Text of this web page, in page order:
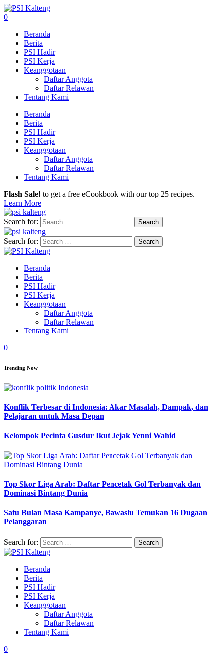
0
Beranda
Berita
PSI Hadir
PSI Kerja
Keanggotaan
Daftar Anggota
Daftar Relawan
Tentang Kami
Beranda
Berita
PSI Hadir
PSI Kerja
Keanggotaan
Daftar Anggota
Daftar Relawan
Tentang Kami
Flash Sale! to get a free eCookbook with our top 25 recipes.
Learn More
Search for:
Search for:
Beranda
Berita
PSI Hadir
PSI Kerja
Keanggotaan
Daftar Anggota
Daftar Relawan
Tentang Kami
0
Trending Now
Konflik Terbesar di Indonesia: Akar Masalah, Dampak, dan
Pelajaran untuk Masa Depan
Kelompok Pecinta Gusdur Ikut Jejak Yenni Wahid
Top Skor Liga Arab: Daftar Pencetak Gol Terbanyak dan
Dominasi Bintang Dunia
Satu Bulan Masa Kampanye, Bawaslu Temukan 16 Dugaan
Pelanggaran
Search for:
Beranda
Berita
PSI Hadir
PSI Kerja
Keanggotaan
Daftar Anggota
Daftar Relawan
Tentang Kami
0